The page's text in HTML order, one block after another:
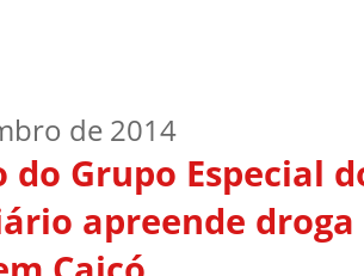
de 2014
do Grupo Especial
apreende